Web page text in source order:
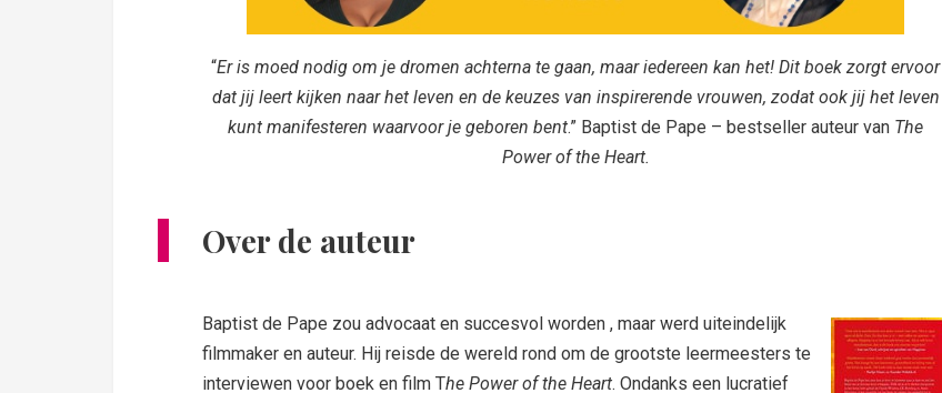
“Er is moed nodig om je dromen achterna te gaan, maar iedereen kan het! Dit boek zorgt ervoor
dat jij leert kijken naar het leven en de keuzes van inspirerende vrouwen, zodat ook jij het leven
kunt manifesteren waarvoor je geboren bent.” Baptist de Pape – bestseller auteur van The
Power of the Heart.
Over de auteur
Baptist de Pape zou advocaat en succesvol worden , maar werd uiteindelijk
filmmaker en auteur. Hij reisde de wereld rond om de grootste leermeesters te
interviewen voor boek en film The Power of the Heart. Ondanks een lucratief